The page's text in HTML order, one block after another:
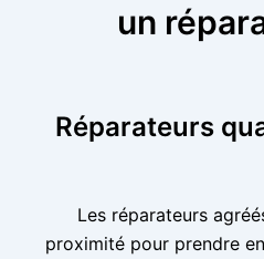
un
Réparateurs
Les réparateurs
proximité pour prendre